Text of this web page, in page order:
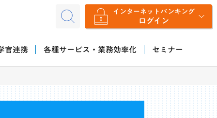
インターネットバンキング
ログイン
官連携 各種サービス・業務効率化 セミナー